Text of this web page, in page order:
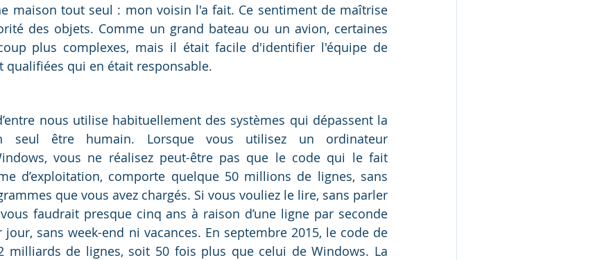
maison tout seul : mon voisin l'a fait. Ce sentiment de maîtrise
des objets. Comme un grand bateau ou un avion, certaines
plus complexes, mais il était facile d'identifier l'équipe de
qualifiées qui en était responsable.
nous utilise habituellement des systèmes qui dépassent la
seul être humain. Lorsque vous utilisez un ordinateur
vous ne réalisez peut-être pas que le code qui le fait
d’exploitation, comporte quelque 50 millions de lignes, sans
que vous avez chargés. Si vous vouliez le lire, sans parler
faudrait presque cinq ans à raison d’une ligne par seconde
sans week-end ni vacances. En septembre 2015, le code de
milliards de lignes, soit 50 fois plus que celui de Windows. La